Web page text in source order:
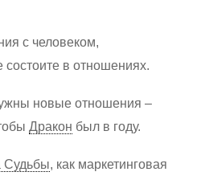
с человеком,
в отношениях.
новые отношения –
Дракон был в году.
Судьбы, как маркетинговая